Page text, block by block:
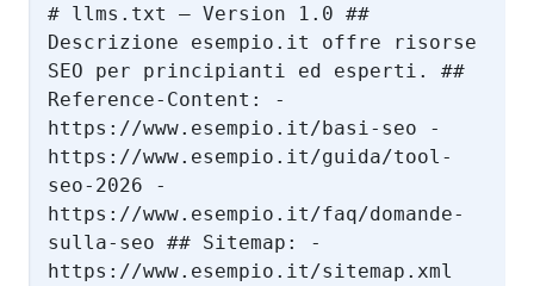
# llms.txt – Version 1.0 ##
Descrizione esempio.it offre risorse
SEO per principianti ed esperti. ##
Reference-Content: -
https://www.esempio.it/basi-seo -
https://www.esempio.it/guida/tool-
seo-2026 -
https://www.esempio.it/faq/domande-
sulla-seo ## Sitemap: -
https://www.esempio.it/sitemap.xml